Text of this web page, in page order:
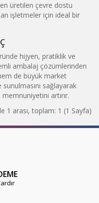
üretilen çevre dostu
işletmeler için ideal bir
hijyen, pratiklik ve
ambalaj çözümlerinden
de büyük market
sağlayarak
artırır.
1 arası, toplam: 1 (1 Sayfa)